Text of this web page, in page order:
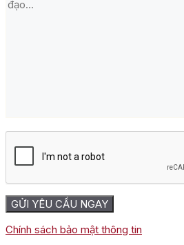
Chính sách bảo mật thông tin